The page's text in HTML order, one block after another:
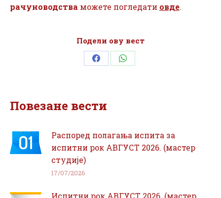
рачуноводства можете погледати овде.
Подели ову вест
Share Share
Повезане вести
Распоред полагања испита за
испитни рок АВГУСТ 2026. (мастер
студије)
17/07/2026
Испитни рок АВГУСТ 2026. (мастер